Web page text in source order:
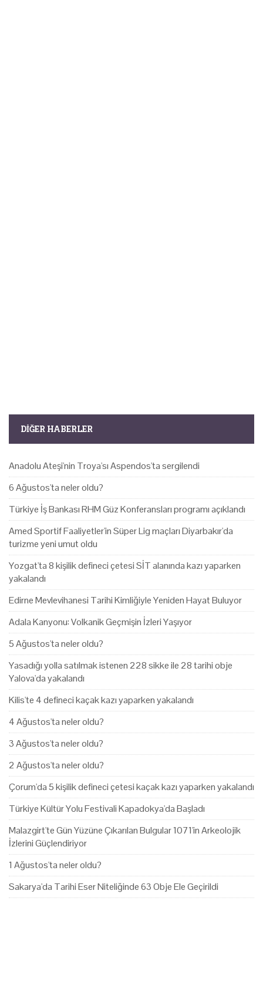
DIĞER HABERLER
Anadolu Ateşi'nin Troya'sı Aspendos'ta sergilendi
6 Ağustos'ta neler oldu?
Türkiye İş Bankası RHM Güz Konferansları programı açıklandı
Amed Sportif Faaliyetler'in Süper Lig maçları Diyarbakır'da
turizme yeni umut oldu
Yozgat'ta 8 kişilik defineci çetesi SİT alanında kazı yaparken
yakalandı
Edirne Mevlevihanesi Tarihi Kimliğiyle Yeniden Hayat Buluyor
Adala Kanyonu: Volkanik Geçmişin İzleri Yaşıyor
5 Ağustos'ta neler oldu?
Yasadığı yolla satılmak istenen 228 sikke ile 28 tarihi obje
Yalova'da yakalandı
Kilis'te 4 defineci kaçak kazı yaparken yakalandı
4 Ağustos'ta neler oldu?
3 Ağustos'ta neler oldu?
2 Ağustos'ta neler oldu?
Çorum'da 5 kişilik defineci çetesi kaçak kazı yaparken yakalandı
Türkiye Kültür Yolu Festivali Kapadokya'da Başladı
Malazgirt'te Gün Yüzüne Çıkarılan Bulgular 1071'in Arkeolojik
İzlerini Güçlendiriyor
1 Ağustos'ta neler oldu?
Sakarya'da Tarihi Eser Niteliğinde 63 Obje Ele Geçirildi